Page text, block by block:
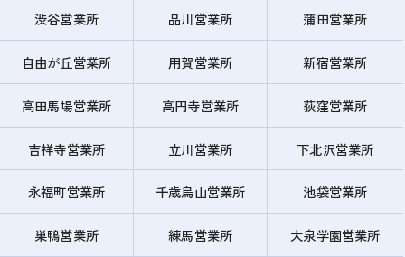
渋谷営業所 品川営業所 蒲田営業所
自由が丘営業所 用賀営業所 新宿営業所
高田馬場営業所 高円寺営業所 荻窪営業所
吉祥寺営業所 立川営業所 下北沢営業所
永福町営業所 千歳烏山営業所 池袋営業所
巣鴨営業所 練馬営業所 大泉学園営業所